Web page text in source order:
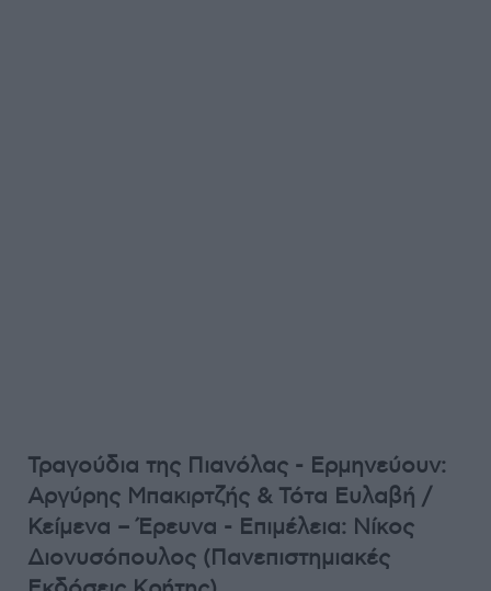
Τραγούδια της Πιανόλας - Ερμηνεύουν:
Αργύρης Μπακιρτζής & Τότα Ευλαβή /
Κείμενα – Έρευνα - Επιμέλεια: Νίκος
Διονυσόπουλος (Πανεπιστημιακές